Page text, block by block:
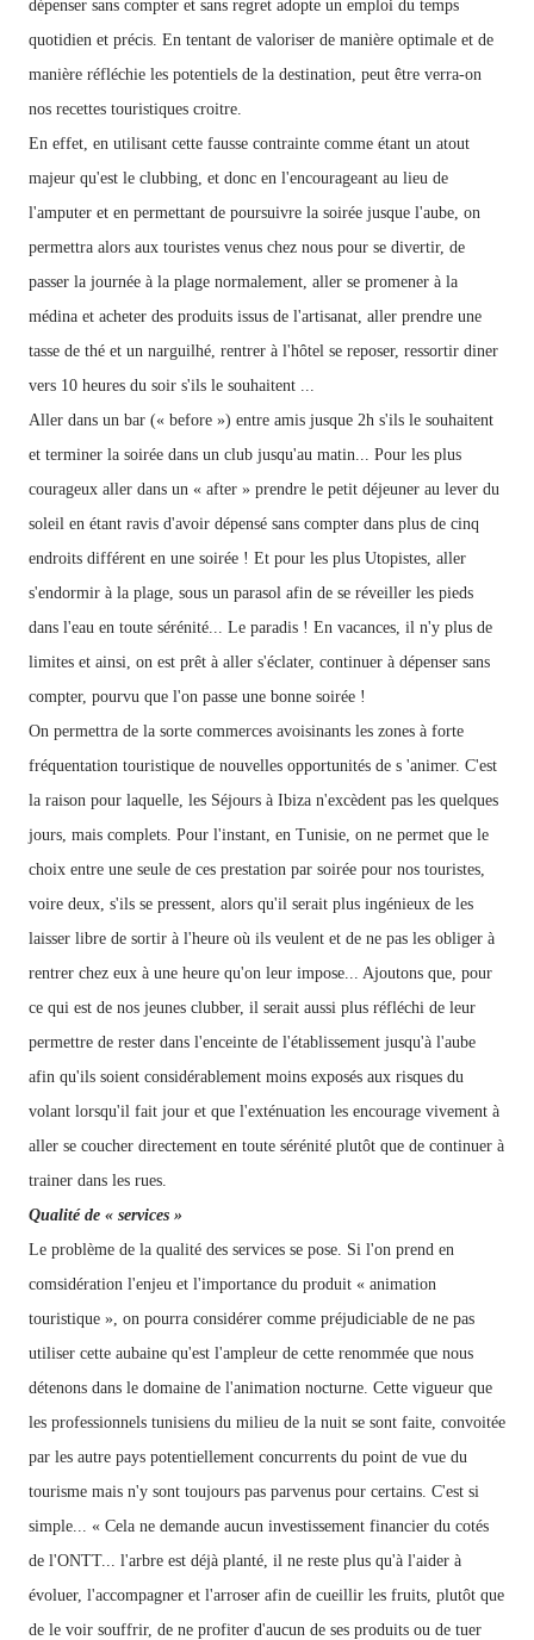
dépenser sans compter et sans regret adopte un emploi du temps
quotidien et précis. En tentant de valoriser de manière optimale et de
manière réfléchie les potentiels de la destination, peut être verra-on
nos recettes touristiques croitre.
En effet, en utilisant cette fausse contrainte comme étant un atout
majeur qu'est le clubbing, et donc en l'encourageant au lieu de
l'amputer et en permettant de poursuivre la soirée jusque l'aube, on
permettra alors aux touristes venus chez nous pour se divertir, de
passer la journée à la plage normalement, aller se promener à la
médina et acheter des produits issus de l'artisanat, aller prendre une
tasse de thé et un narguilhé, rentrer à l'hôtel se reposer, ressortir diner
vers 10 heures du soir s'ils le souhaitent ...
Aller dans un bar (« before ») entre amis jusque 2h s'ils le souhaitent
et terminer la soirée dans un club jusqu'au matin... Pour les plus
courageux aller dans un « after » prendre le petit déjeuner au lever du
soleil en étant ravis d'avoir dépensé sans compter dans plus de cinq
endroits différent en une soirée ! Et pour les plus Utopistes, aller
s'endormir à la plage, sous un parasol afin de se réveiller les pieds
dans l'eau en toute sérénité... Le paradis ! En vacances, il n'y plus de
limites et ainsi, on est prêt à aller s'éclater, continuer à dépenser sans
compter, pourvu que l'on passe une bonne soirée !
On permettra de la sorte commerces avoisinants les zones à forte
fréquentation touristique de nouvelles opportunités de s 'animer. C'est
la raison pour laquelle, les Séjours à Ibiza n'excèdent pas les quelques
jours, mais complets. Pour l'instant, en Tunisie, on ne permet que le
choix entre une seule de ces prestation par soirée pour nos touristes,
voire deux, s'ils se pressent, alors qu'il serait plus ingénieux de les
laisser libre de sortir à l'heure où ils veulent et de ne pas les obliger à
rentrer chez eux à une heure qu'on leur impose... Ajoutons que, pour
ce qui est de nos jeunes clubber, il serait aussi plus réfléchi de leur
permettre de rester dans l'enceinte de l'établissement jusqu'à l'aube
afin qu'ils soient considérablement moins exposés aux risques du
volant lorsqu'il fait jour et que l'exténuation les encourage vivement à
aller se coucher directement en toute sérénité plutôt que de continuer à
trainer dans les rues.
Qualité de « services »
Le problème de la qualité des services se pose. Si l'on prend en
comsidération l'enjeu et l'importance du produit « animation
touristique », on pourra considérer comme préjudiciable de ne pas
utiliser cette aubaine qu'est l'ampleur de cette renommée que nous
détenons dans le domaine de l'animation nocturne. Cette vigueur que
les professionnels tunisiens du milieu de la nuit se sont faite, convoitée
par les autre pays potentiellement concurrents du point de vue du
tourisme mais n'y sont toujours pas parvenus pour certains. C'est si
simple... « Cela ne demande aucun investissement financier du cotés
de l'ONTT... l'arbre est déjà planté, il ne reste plus qu'à l'aider à
évoluer, l'accompagner et l'arroser afin de cueillir les fruits, plutôt que
de le voir souffrir, de ne profiter d'aucun de ses produits ou de tuer